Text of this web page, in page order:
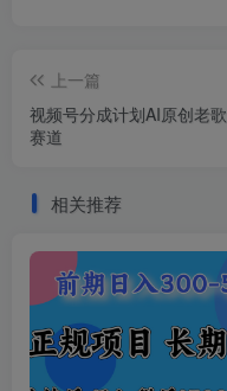
上一篇
视频号分成计划AI原创老歌
赛道
相关推荐